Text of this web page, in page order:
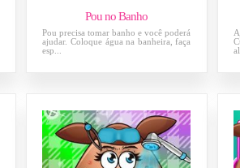
Pou no Banho
Pou precisa tomar banho e você poderá
ajudar. Coloque água na banheira, faça
esp...